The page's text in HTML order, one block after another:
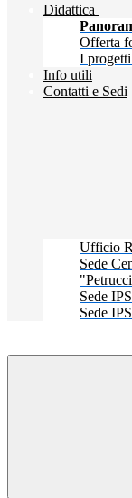
Didattica
Offerta
I
Info utili
Contatti e Sedi
Ufficio
Sede
Sede
Sede